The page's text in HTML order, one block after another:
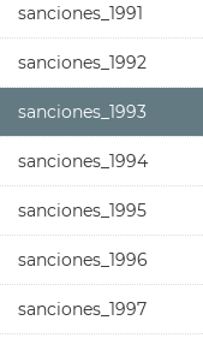
sanciones_1991
sanciones_1992
sanciones_1993
sanciones_1994
sanciones_1995
sanciones_1996
sanciones_1997